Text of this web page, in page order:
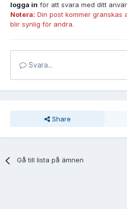
logga in för att svara med ditt
Notera: Din post kommer granskas
blir synlig för andra.
Svara...
Share
Gå till lista på ämnen